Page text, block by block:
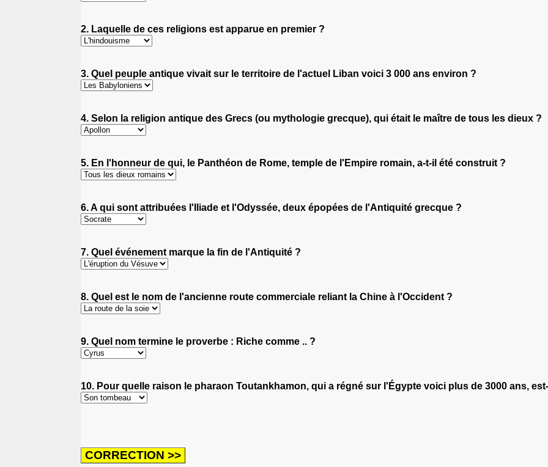
2. Laquelle de ces religions est apparue en premier ?
3. Quel peuple antique vivait sur le territoire de l'actuel Liban voici 3 000 ans environ ?
4. Selon la religion antique des Grecs (ou mythologie grecque), qui était le maître de tous les dieux ?
5. En l'honneur de qui, le Panthéon de Rome, temple de l'Empire romain, a-t-il été construit ?
6. A qui sont attribuées l'Iliade et l'Odyssée, deux épopées de l'Antiquité grecque ?
7. Quel événement marque la fin de l'Antiquité ?
8. Quel est le nom de l'ancienne route commerciale reliant la Chine à l'Occident ?
9. Quel nom termine le proverbe : Riche comme .. ?
10. Pour quelle raison le pharaon Toutankhamon, qui a régné sur l'Égypte voici plus de 3000 ans,